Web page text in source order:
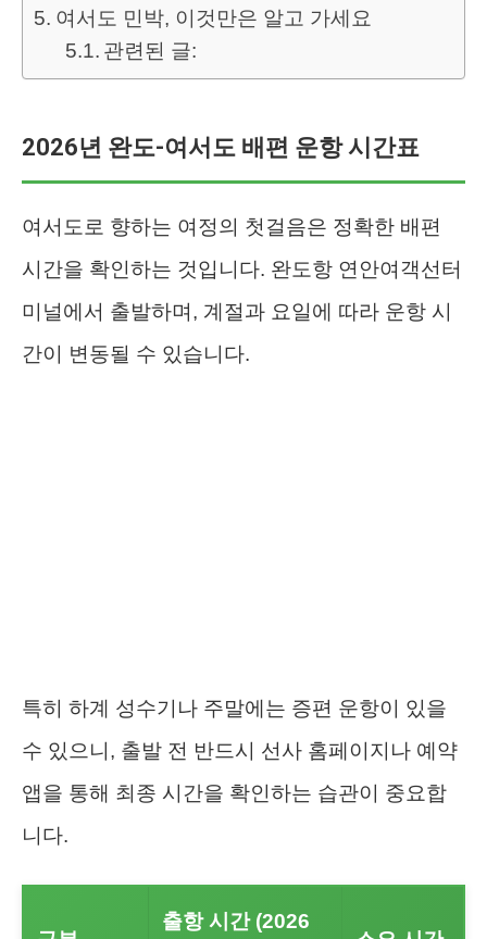
여서도 민박, 이것만은 알고 가세요
관련된 글:
2026년 완도-여서도 배편 운항 시간표
여서도로 향하는 여정의 첫걸음은 정확한 배편
시간을 확인하는 것입니다. 완도항 연안여객선터
미널에서 출발하며, 계절과 요일에 따라 운항 시
간이 변동될 수 있습니다.
특히 하계 성수기나 주말에는 증편 운항이 있을
수 있으니, 출발 전 반드시 선사 홈페이지나 예약
앱을 통해 최종 시간을 확인하는 습관이 중요합
니다.
출항 시간 (2026